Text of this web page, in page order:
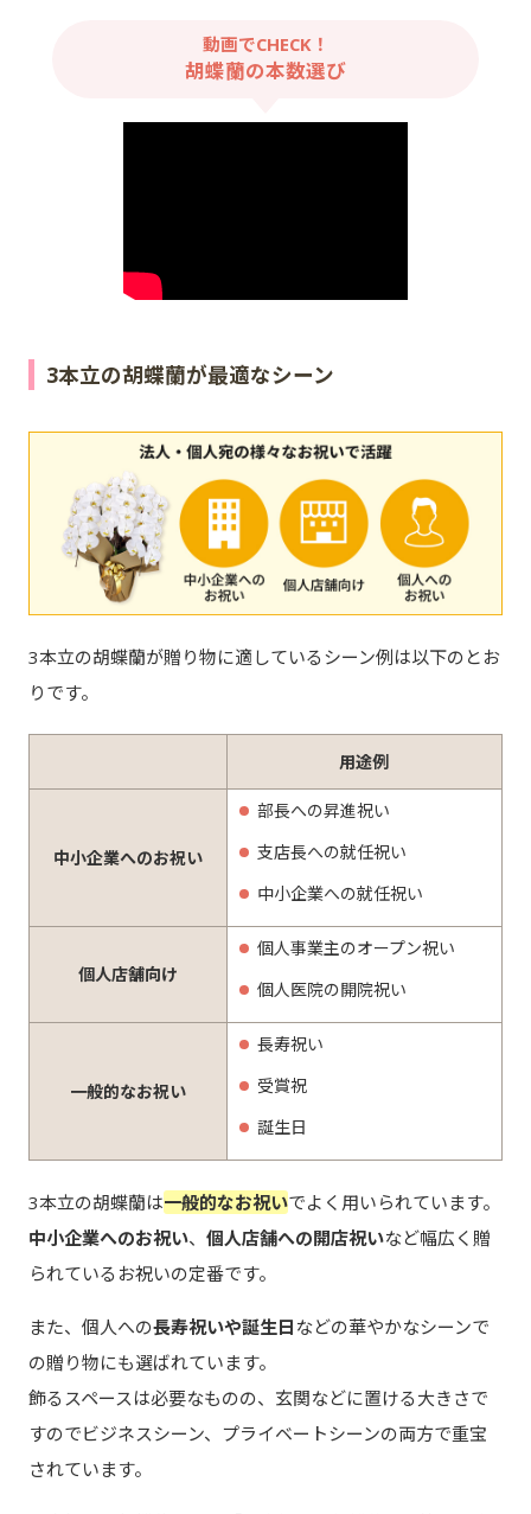
動画でCHECK！
胡蝶蘭の本数選び
3本立の胡蝶蘭が最適なシーン
3本立の胡蝶蘭が贈り物に適しているシーン例は以下のとお
りです。
用途例
中小企業へのお祝い
部長への昇進祝い
支店長への就任祝い
中小企業への就任祝い
個人店舗向け
個人事業主のオープン祝い
個人医院の開院祝い
一般的なお祝い
長寿祝い
受賞祝
誕生日
3本立の胡蝶蘭は一般的なお祝いでよく用いられています。
中小企業へのお祝い、 個人店舗への開店祝いなど幅広く贈
られているお祝いの定番です。
また、個人への長寿祝いや誕生日 などの華やかなシーンで
の贈り物にも選ばれています。
飾るスペースは必要なものの、玄関などに置ける大きさで
すのでビジネスシーン、プライベートシーンの両方で重宝
されています。